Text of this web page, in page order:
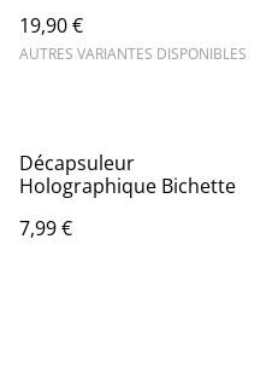
19,90 €
AUTRES VARIANTES DISPONIBLES
Décapsuleur
Holographique Bichette
7,99 €